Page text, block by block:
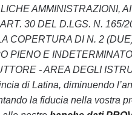
AMMINISTRAZIONI,
30 DEL D.LGS. N. 165/
COPERTURA DI N. 2
PIENO E
- AREA DEGLI
di Latina, diminuendo
la fiducia nella vostra